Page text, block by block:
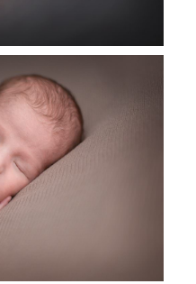
nourrisson,